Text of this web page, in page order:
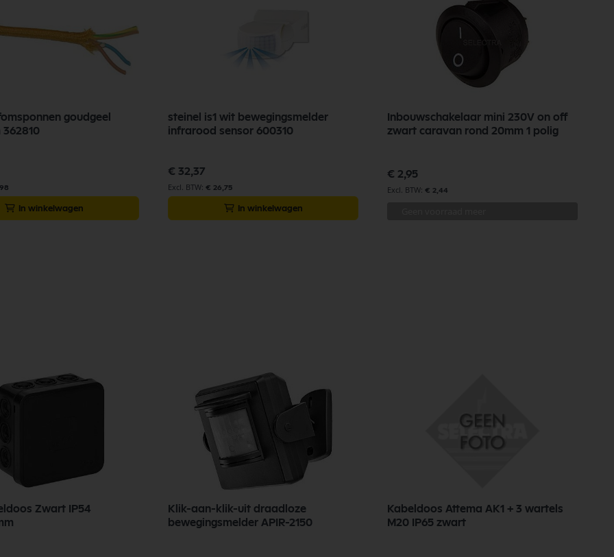
goudgeel
362810
In winkelwagen
steinel is1 wit bewegingsmelder
infrarood sensor 600310
€ 32,37
€ 26,75
In winkelwagen
Inbouwschakelaar mini 230V on off
zwart caravan rond 20mm 1 polig
€ 2,95
€ 2,44
Zwart IP54
Klik-aan-klik-uit draadloze
bewegingsmelder APIR-2150
Kabeldoos Attema AK1 + 3 wartels
M20 IP65 zwart